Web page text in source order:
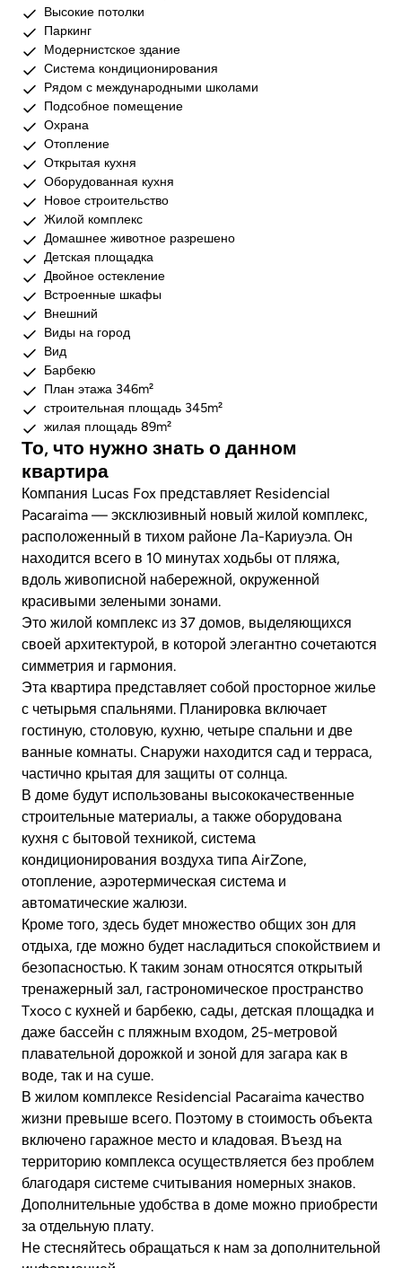
Высокие потолки
Паркинг
Модернистское здание
Система кондиционирования
Рядом с международными школами
Подсобное помещение
Охрана
Отопление
Открытая кухня
Оборудованная кухня
Новое строительство
Жилой комплекс
Домашнее животное разрешено
Детская площадка
Двойное остекление
Встроенные шкафы
Внешний
Виды на город
Вид
Барбекю
План этажа 346m²
строительная площадь 345m²
жилая площадь 89m²
То, что нужно знать о данном
квартира
Компания Lucas Fox представляет Residencial
Pacaraima — эксклюзивный новый жилой комплекс,
расположенный в тихом районе Ла-Кариуэла. Он
находится всего в 10 минутах ходьбы от пляжа,
вдоль живописной набережной, окруженной
красивыми зелеными зонами.
Это жилой комплекс из 37 домов, выделяющихся
своей архитектурой, в которой элегантно сочетаются
симметрия и гармония.
Эта квартира представляет собой просторное жилье
с четырьмя спальнями. Планировка включает
гостиную, столовую, кухню, четыре спальни и две
ванные комнаты. Снаружи находится сад и терраса,
частично крытая для защиты от солнца.
В доме будут использованы высококачественные
строительные материалы, а также оборудована
кухня с бытовой техникой, система
кондиционирования воздуха типа AirZone,
отопление, аэротермическая система и
автоматические жалюзи.
Кроме того, здесь будет множество общих зон для
отдыха, где можно будет насладиться спокойствием и
безопасностью. К таким зонам относятся открытый
тренажерный зал, гастрономическое пространство
Txoco с кухней и барбекю, сады, детская площадка и
даже бассейн с пляжным входом, 25-метровой
плавательной дорожкой и зоной для загара как в
воде, так и на суше.
В жилом комплексе Residencial Pacaraima качество
жизни превыше всего. Поэтому в стоимость объекта
включено гаражное место и кладовая. Въезд на
территорию комплекса осуществляется без проблем
благодаря системе считывания номерных знаков.
Дополнительные удобства в доме можно приобрести
за отдельную плату.
Не стесняйтесь обращаться к нам за дополнительной